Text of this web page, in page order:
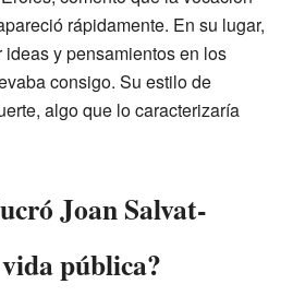
rápidamente. En su lugar,
y pensamientos en los
consigo. Su estilo de
algo que lo caracterizaría
Joan Salvat-
pública?